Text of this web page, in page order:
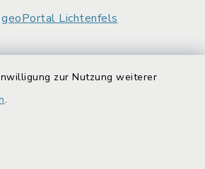
zur Nutzung weiterer
.
geoPortal Lichtenfels